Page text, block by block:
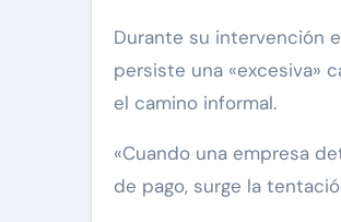
Durante su intervención
persiste una «excesiva»
el camino informal.
«Cuando una empresa
de pago, surge la